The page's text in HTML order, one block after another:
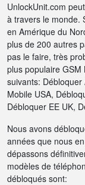
UnlockUnit.com
à travers le monde.
en Amérique du
plus de 200 autres
pas le faire, très
plus populaire
suivants: Débloquer
Mobile USA,
Débloquer EE UK,
Nous avons
années que nous
dépassons
modèles de
débloqués sont: